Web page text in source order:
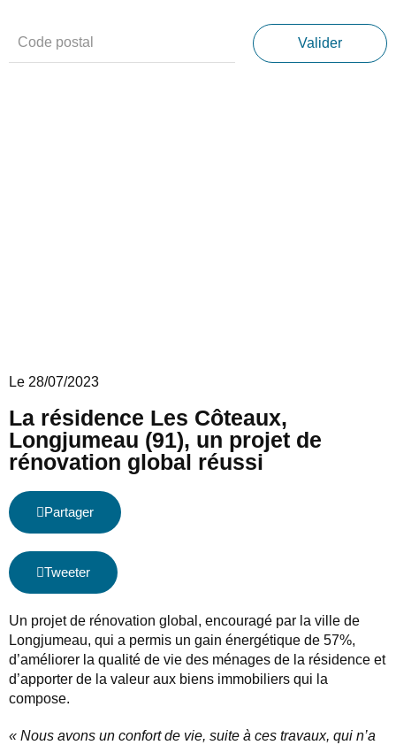
Le 28/07/2023
La résidence Les Côteaux,
Longjumeau (91), un projet de
rénovation global réussi
Partager
Tweeter
Un projet de rénovation global, encouragé par la ville de
Longjumeau, qui a permis un gain énergétique de 57%,
d’améliorer la qualité de vie des ménages de la résidence et
d’apporter de la valeur aux biens immobiliers qui la
compose.
« Nous avons un confort de vie, suite à ces travaux, qui n’a